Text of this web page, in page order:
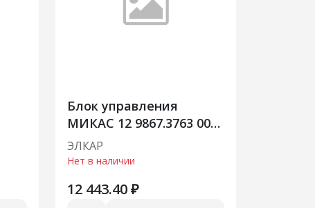
Блок управления
МИКАС 12 9867.3763 004-
21 ИУ
ЭЛКАР
Нет в наличии
12 443.40 ₽